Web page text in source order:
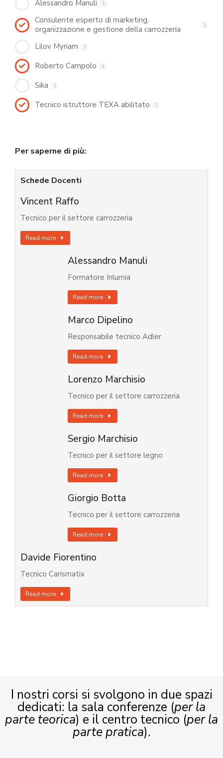
Alessandro Manuli 1
Consulente esperto di marketing,
organizzazione e gestione della carrozzeria
1
Lilov Myriam 1
Roberto Campolo 1
Sika 1
Tecnico istruttore TEXA abilitato 1
Per saperne di più:
Schede Docenti
Vincent Raffo
Tecnico per il settore carrozzeria
Read more
Alessandro Manuli
Formatore Inlumia
Read more
Marco Dipelino
Responsabile tecnico Adler
Read more
Lorenzo Marchisio
Tecnico per il settore carrozzeria
Read more
Sergio Marchisio
Tecnico per il settore legno
Read more
Giorgio Botta
Tecnico per il settore carrozzeria
Read more
Davide Fiorentino
Tecnico Carismatix
Read more
I nostri corsi si svolgono in due spazi
dedicati: la sala conferenze (per la
parte teorica) e il centro tecnico (per la
parte pratica).